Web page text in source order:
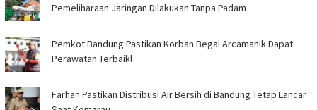
Pemeliharaan Jaringan Dilakukan Tanpa Padam
Pemkot Bandung Pastikan Korban Begal Arcamanik Dapat
Perawatan Terbaikl
Farhan Pastikan Distribusi Air Bersih di Bandung Tetap Lancar